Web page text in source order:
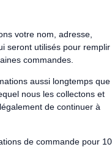
votre nom, adresse,
seront utilisés pour remplir
commandes.
aussi longtemps que
nous les collectons et
de continuer à
de commande pour 10